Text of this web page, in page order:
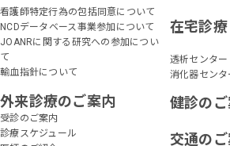
看護師特定行為の包括同意について
NCDデータベース事業参加について
JOANRに関する研究への参加につい
て
輸血指針について
外来診療のご案内
受診のご案内
診療スケジュール
在宅診療
透析センター
消化器センタ
健診の
交通の